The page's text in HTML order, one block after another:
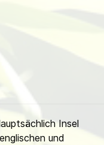
Insel
und